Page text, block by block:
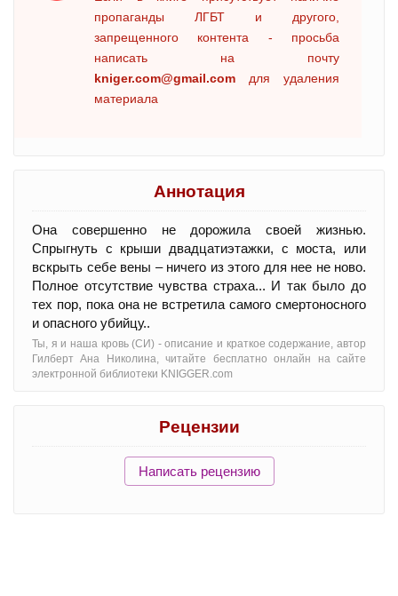
пропаганды ЛГБТ и другого,
запрещенного контента - просьба
написать на почту
kniger.com@gmail.com для удаления
материала
Аннотация
Она совершенно не дорожила своей жизнью.
Спрыгнуть с крыши двадцатиэтажки, с моста, или
вскрыть себе вены – ничего из этого для нее не ново.
Полное отсутствие чувства страха... И так было до
тех пор, пока она не встретила самого смертоносного
и опасного убийцу..
Ты, я и наша кровь (СИ) - oписание и краткое содержание, автор
Гилберт Ана Николина, читайте бесплатно онлайн на сайте
электронной библиотеки KNIGGER.com
Рецензии
Написать рецензию